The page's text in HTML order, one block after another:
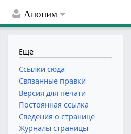
Аноним
Ещё
Ссылки сюда
Связанные правки
Версия для печати
Постоянная ссылка
Сведения о странице
Журналы страницы